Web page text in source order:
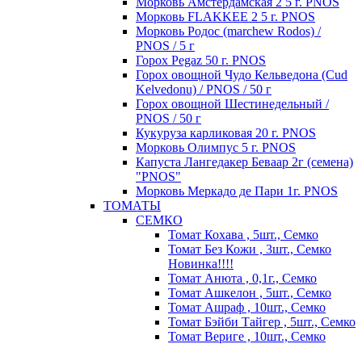
Морковь FLAKKEE 2 5 г. PNOS
Морковь Родос (marchew Rodos) /
PNOS / 5 г
Горох Pegaz 50 г. PNOS
Горох овощной Чудо Кельведона (Cud
Kelvedonu) / PNOS / 50 г
Горох овощной Шестинедельный /
PNOS / 50 г
Кукуруза карликовая 20 г. PNOS
Морковь Олимпус 5 г. PNOS
Капуста Лангедакер Беваар 2г (семена)
"PNOS"
Морковь Меркадо де Пари 1г. PNOS
ТОМАТЫ
СЕМКО
Томат Кохава , 5шт., Семко
Томат Без Кожи , 3шт., Семко
Новинка!!!!
Томат Анюта , 0,1г., Семко
Томат Ашкелон , 5шт., Семко
Томат Ашраф , 10шт., Семко
Томат Бэйби Тайгер , 5шт., Семко
Томат Вериге , 10шт., Семко